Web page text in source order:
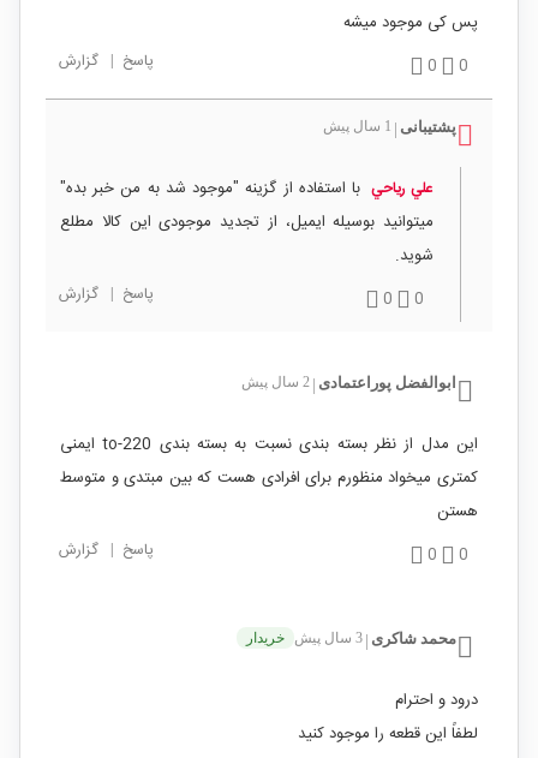
پس کی موجود میشه
0
0 پاسخ | گزارش
پشتیبانی 1 سال پیش
علي رياحي با استفاده از گزینه "موجود شد به من خبر بده"
میتوانید بوسیله ایمیل، از تجدید موجودی این کالا مطلع
شوید.
0
0 پاسخ | گزارش
ابوالفضل پوراعتمادی 2 سال پیش
این مدل از نظر بسته بندی نسبت به بسته بندی to-220 ایمنی
کمتری میخواد منظورم برای افرادی هست که بین مبتدی و متوسط
هستن
0
0 پاسخ | گزارش
محمد شاکری 3 سال پیش خریدار
درود و احترام
لطفاً این قطعه را موجود کنید